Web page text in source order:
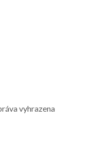
vyhrazena